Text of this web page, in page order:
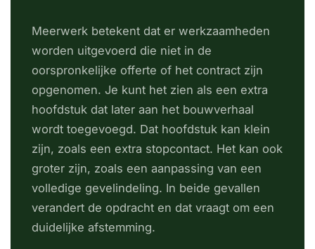
Meerwerk betekent dat er werkzaamheden
worden uitgevoerd die niet in de
oorspronkelijke offerte of het contract zijn
opgenomen. Je kunt het zien als een extra
hoofdstuk dat later aan het bouwverhaal
wordt toegevoegd. Dat hoofdstuk kan klein
zijn, zoals een extra stopcontact. Het kan ook
groter zijn, zoals een aanpassing van een
volledige gevelindeling. In beide gevallen
verandert de opdracht en dat vraagt om een
duidelijke afstemming.